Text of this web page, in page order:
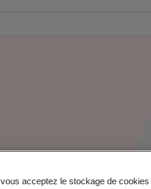
acceptez le stockage de